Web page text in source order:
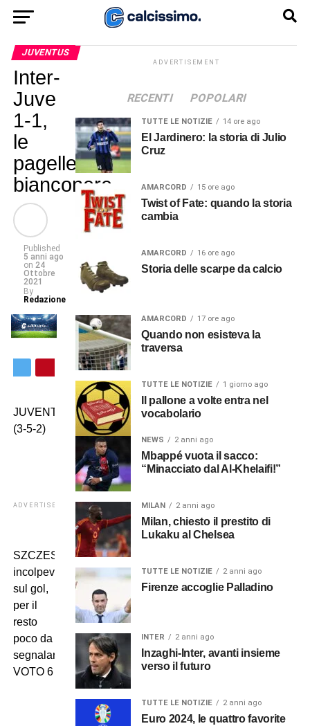
JUVENTUS
Inter-
Juve
1-1,
le
pagelle
bianconere
Published
5 anni ago
on 24
Ottobre
2021
By
Redazione
JUVENTUS
(3-5-2)
ADVERTISEMENT
SZCZESNY:
incolpevole
sul gol,
per il
resto
poco da
segnalare…
VOTO 6
ADVERTISEMENT
RECENTI POPOLARI
TUTTE LE NOTIZIE 14 ore ago
El Jardinero: la storia di Julio
Cruz
AMARCORD 15 ore ago
Twist of Fate: quando la storia
cambia
AMARCORD 16 ore ago
Storia delle scarpe da calcio
AMARCORD 17 ore ago
Quando non esisteva la
traversa
TUTTE LE NOTIZIE 1 giorno ago
Il pallone a volte entra nel
vocabolario
NEWS 2 anni ago
Mbappé vuota il sacco:
“Minacciato dal Al-Khelaifi!”
MILAN 2 anni ago
Milan, chiesto il prestito di
Lukaku al Chelsea
TUTTE LE NOTIZIE 2 anni ago
Firenze accoglie Palladino
INTER 2 anni ago
Inzaghi-Inter, avanti insieme
verso il futuro
TUTTE LE NOTIZIE 2 anni ago
Euro 2024, le quattro favorite